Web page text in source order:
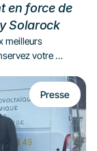
en force de
Solarock
meilleurs
votre
tout en accédant
réseau national
Presse